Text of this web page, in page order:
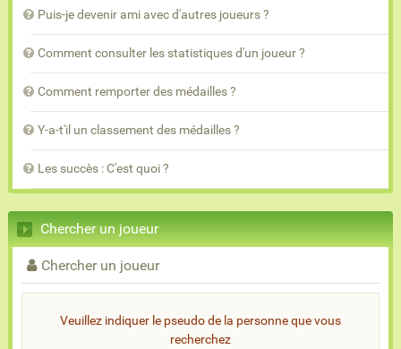
Puis-je devenir ami avec d'autres joueurs ?
Comment consulter les statistiques d'un joueur ?
Comment remporter des médailles ?
Y-a-t'il un classement des médailles ?
Les succès : C'est quoi ?
Chercher un joueur
Chercher un joueur
Veuillez indiquer le pseudo de la personne que vous
recherchez